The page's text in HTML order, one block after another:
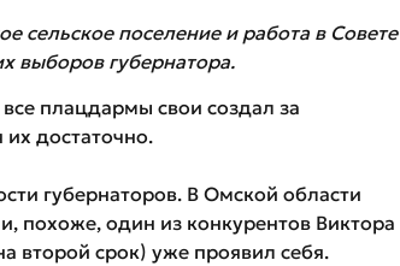
сельское поселение и работа в Совете
выборов губернатора.
плацдармы свои создал за
достаточно.
губернаторов. В Омской области
похоже, один из конкурентов Виктора
второй срок) уже проявил себя.